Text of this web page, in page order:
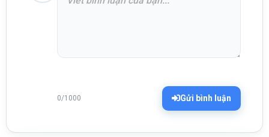
0/1000 Gửi bình luận